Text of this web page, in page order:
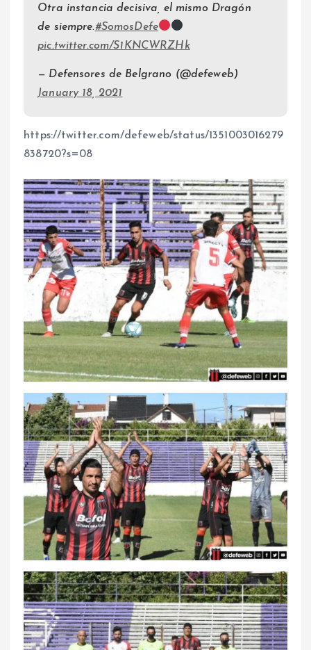
Otra instancia decisiva, el mismo Dragón
de siempre.#SomosDefe
pic.twitter.com/S1KNCWRZHk
— Defensores de Belgrano (@defeweb)
January 18, 2021
https://twitter.com/defeweb/status/1351003016279
838720?s=08